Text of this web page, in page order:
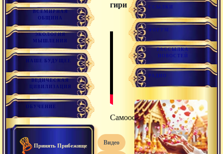
ВСЕМИРНАЯ
ОБЩИНА
ЭКОЛОГИЯ
МЫШЛЕНИЯ
НАШЕ БУДУЩЕЕ
ВЕДИЧЕСКАЯ
ЦИВИЛИЗАЦИЯ
ОБУЧЕНИЕ
Принять Прибежище
гири
Самоосвобождение
видео
ССЫЛКИ
ФОРУМ
РАССЫЛКА
НОВОСТЕЙ
РАДИО